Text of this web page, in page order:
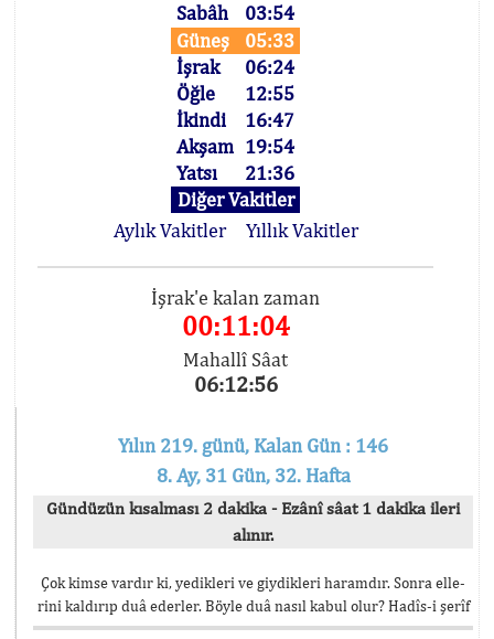
Sabâh
03:54
Güneş
05:33
İşrak
06:24
Öğle
12:55
İkindi
16:47
Akşam 19:54
Yatsı
21:36
Diğer Vakitler
Aylık Vakitler
Yıllık Vakitler
İşrak'e kalan zaman
00:11:04
Mahallî Sâat
06:12:56
Yılın 219. günü, Kalan Gün : 146
8. Ay, 31 Gün, 32. Hafta
Gündüzün kısalması 2 dakika - Ezânî sâat 1 dakika ileri
alınır.
Çok kimse vardır ki, yedikleri ve giydikleri haramdır. Sonra elle-
rini kaldırıp duâ ederler. Böyle duâ nasıl kabul olur? Hadîs-i şerîf